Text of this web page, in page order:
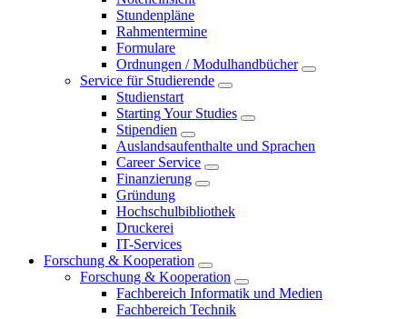
Stundenpläne
Rahmentermine
Formulare
Ordnungen / Modulhandbücher
Service für Studierende
Studienstart
Starting Your Studies
Stipendien
Auslandsaufenthalte und Sprachen
Career Service
Finanzierung
Gründung
Hochschulbibliothek
Druckerei
IT-Services
Forschung & Kooperation
Forschung & Kooperation
Fachbereich Informatik und Medien
Fachbereich Technik